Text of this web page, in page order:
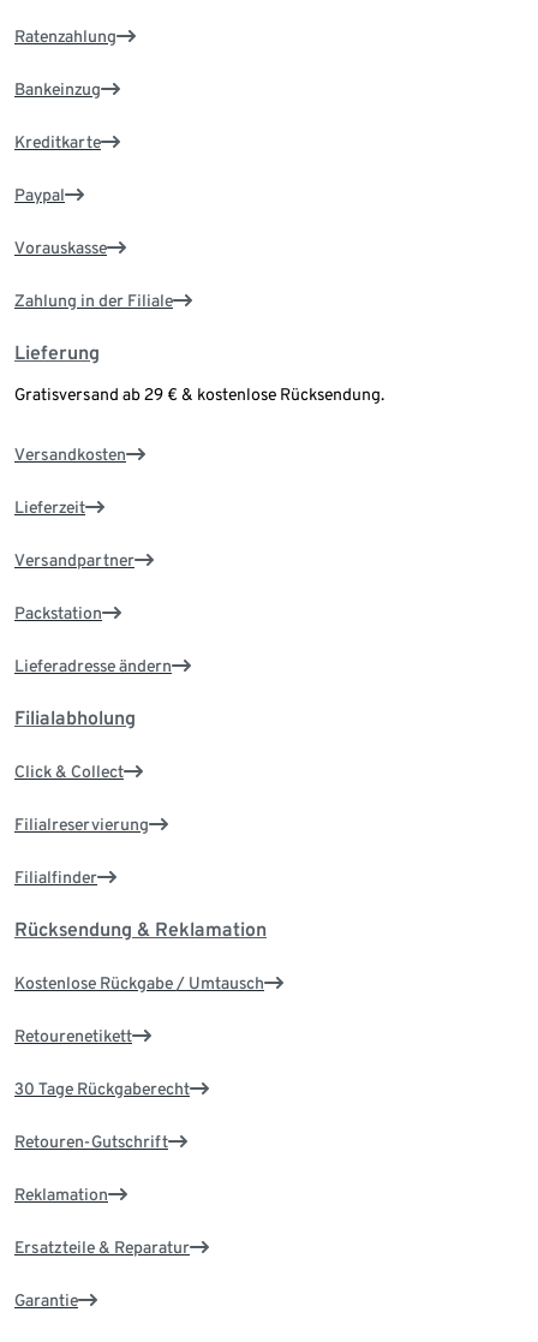
Ratenzahlung
Bankeinzug
Kreditkarte
Paypal
Vorauskasse
Zahlung in der Filiale
Lieferung
Gratisversand ab 29 € & kostenlose Rücksendung.
Versandkosten
Lieferzeit
Versandpartner
Packstation
Lieferadresse ändern
Filialabholung
Click & Collect
Filialreservierung
Filialfinder
Rücksendung & Reklamation
Kostenlose Rückgabe / Umtausch
Retourenetikett
30 Tage Rückgaberecht
Retouren-Gutschrift
Reklamation
Ersatzteile & Reparatur
Garantie